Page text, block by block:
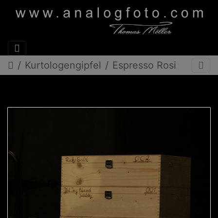
Kurtologengipfel Espresso Rosi